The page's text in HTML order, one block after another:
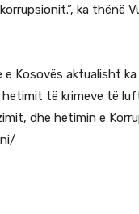
ka thënë
e Kosovës aktualisht
hetimit të krimeve të
dhe hetimin e